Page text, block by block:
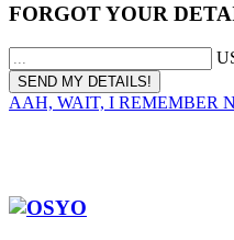
FORGOT YOUR
AAH, WAIT, I REMEMBER